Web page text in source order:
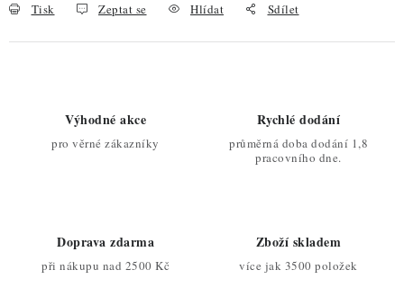
Tisk Zeptat se Hlídat Sdílet
Výhodné akce
pro věrné zákazníky
Rychlé dodání
průměrná doba dodání 1,8
pracovního dne.
Doprava zdarma
při nákupu nad 2500 Kč
Zboží skladem
více jak 3500 položek